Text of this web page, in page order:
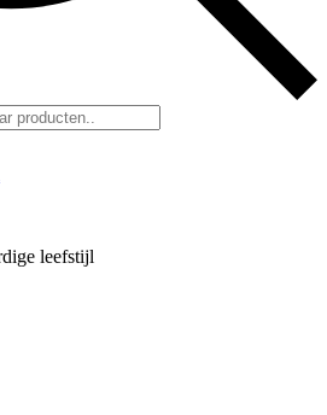
leefstijl